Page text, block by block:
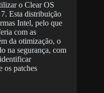
o Clear OS
Esta distribuição
Intel, pelo que
com as
da otimização, o
na segurança, com
os patches